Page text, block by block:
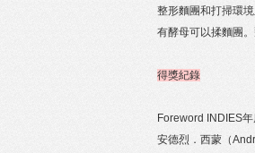
整形麵團和打掃環
有酵母可以揉麵團
得獎紀錄
Foreword INDIES
安德烈．西蒙（